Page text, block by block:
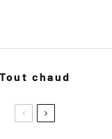
Tout chaud